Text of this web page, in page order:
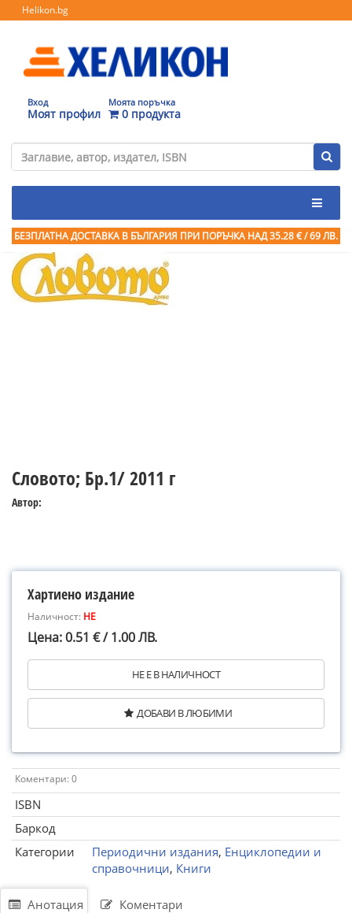
Helikon.bg
Вход
Моят профил
Моята поръчка
0 продукта
БЕЗПЛАТНА ДОСТАВКА В БЪЛГАРИЯ ПРИ ПОРЪЧКА НАД 35.28 € / 69 ЛВ.
Словото; Бр.1/ 2011 г
Автор:
Хартиено издание
Наличност: НЕ
Цена: 0.51 € / 1.00 ЛВ.
НЕ Е В НАЛИЧНОСТ
ДОБАВИ В ЛЮБИМИ
Коментари: 0
ISBN
Баркод
Категории
Периодични издания, Енциклопедии и
справочници, Книги
Анотация Коментари